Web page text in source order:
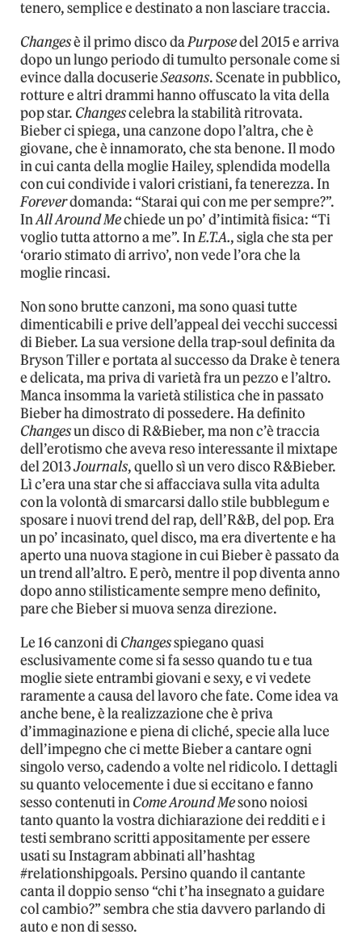
tenero, semplice e destinato a non lasciare traccia.
Changesè il primo disco daPurposedel 2015 e arriva
dopo un lungo periodo di tumulto personale come si
evince dalla docuserieSeasons. Scenate in pubblico,
rotture e altri drammi hanno offuscato la vita della
pop star. Changescelebra la stabilità ritrovata.
Bieber ci spiega, una canzone dopo l’altra, che è
giovane, che è innamorato, che sta benone. Il modo
in cui canta della moglie Hailey, splendida modella
con cui condivide i valori cristiani, fa tenerezza. In
Foreverdomanda: “Starai qui con me per sempre?”.
InAll Around Mechiede un po’ d’intimità fisica: “Ti
voglio tutta attorno a me”. InE.T.A., sigla che sta per
‘orario stimato di arrivo’, non vede l’ora che la
moglie rincasi.
Non sono brutte canzoni, ma sono quasi tutte
dimenticabili e prive dell’appeal dei vecchi successi
di Bieber. La sua versione della trap-soul definita da
Bryson Tiller e portata al successo da Drake è tenera
e delicata, ma priva di varietà fra un pezzo e l’altro.
Manca insomma la varietà stilistica che in passato
Bieber ha dimostrato di possedere. Ha definito
Changesun disco di R&Bieber, ma non c’è traccia
dell’erotismo che aveva reso interessante il mixtape
del 2013Journals, quello sì un vero disco R&Bieber.
Lì c’era una star che si affacciava sulla vita adulta
con la volontà di smarcarsi dallo stile bubblegum e
sposare i nuovi trend del rap, dell’R&B, del pop. Era
un po’ incasinato, quel disco, ma era divertente e ha
aperto una nuova stagione in cui Bieber è passato da
un trend all’altro. E però, mentre il pop diventa anno
dopo anno stilisticamente sempre meno definito,
pare che Bieber si muova senza direzione.
Le 16 canzoni diChangesspiegano quasi
esclusivamente come si fa sesso quando tu e tua
moglie siete entrambi giovani e sexy, e vi vedete
raramente a causa del lavoro che fate. Come idea va
anche bene, è la realizzazione che è priva
d’immaginazione e piena di cliché, specie alla luce
dell’impegno che ci mette Bieber a cantare ogni
singolo verso, cadendo a volte nel ridicolo. I dettagli
su quanto velocemente i due si eccitano e fanno
sesso contenuti inCome Around Mesono noiosi
tanto quanto la vostra dichiarazione dei redditi e i
testi sembrano scritti appositamente per essere
usati su Instagram abbinati all’hashtag
#relationshipgoals. Persino quando il cantante
canta il doppio senso “chi t’ha insegnato a guidare
col cambio?” sembra che stia davvero parlando di
auto e non di sesso.